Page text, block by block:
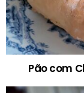
Pão com